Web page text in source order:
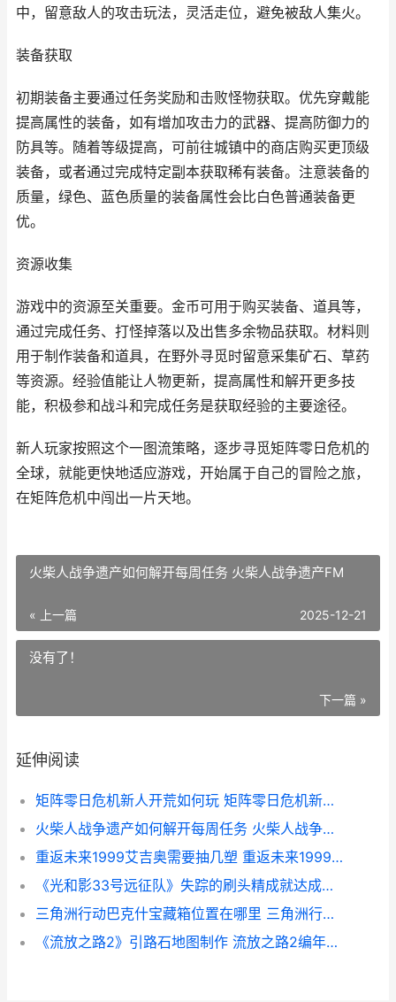
中，留意敌人的攻击玩法，灵活走位，避免被敌人集火。
装备获取
初期装备主要通过任务奖励和击败怪物获取。优先穿戴能
提高属性的装备，如有增加攻击力的武器、提高防御力的
防具等。随着等级提高，可前往城镇中的商店购买更顶级
装备，或者通过完成特定副本获取稀有装备。注意装备的
质量，绿色、蓝色质量的装备属性会比白色普通装备更
优。
资源收集
游戏中的资源至关重要。金币可用于购买装备、道具等，
通过完成任务、打怪掉落以及出售多余物品获取。材料则
用于制作装备和道具，在野外寻觅时留意采集矿石、草药
等资源。经验值能让人物更新，提高属性和解开更多技
能，积极参和战斗和完成任务是获取经验的主要途径。
新人玩家按照这个一图流策略，逐步寻觅矩阵零日危机的
全球，就能更快地适应游戏，开始属于自己的冒险之旅，
在矩阵危机中闯出一片天地。
火柴人战争遗产如何解开每周任务 火柴人战争遗产FM
« 上一篇 2025-12-21
没有了！
下一篇 »
延伸阅读
矩阵零日危机新人开荒如何玩 矩阵零日危机新手职业选择
火柴人战争遗产如何解开每周任务 火柴人战争遗产FM
重返未来1999艾吉奥需要抽几塑 重返未来1999艾吉奥会返场吗
《光和影33号远征队》失踪的刷头精成就达成策略 光和影 图片
三角洲行动巴克什宝藏箱位置在哪里 三角洲行动巴克什密码门
《流放之路2》引路石地图制作 流放之路2编年史官网入口